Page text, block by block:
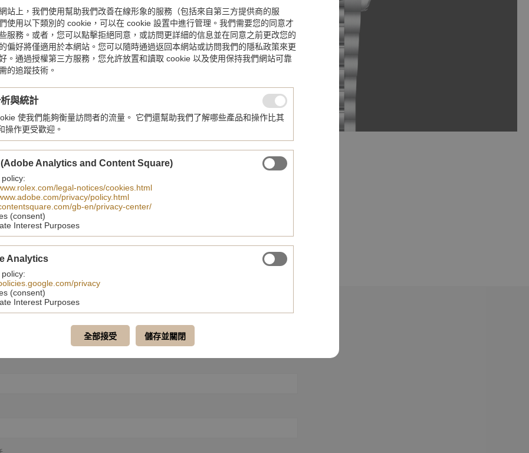
聯絡我們
站上，我們使用幫助我們改善在線形象的服務（包括來自第三方提供商的服
使用以下類別的 cookie，可以在 cookie 設置中進行管理。我們需要您的同意才
服務。或者，您可以點擊拒絕同意，或訪問更詳細的信息並在同意之前更改您的
偏好將僅適用於本網站。您可以隨時通過返回本網站或訪問我們的隱私政策來更
。通過授權第三方服務，您允許放置和讀取 cookie 以及使用保持我們網站可靠
的追蹤技術。
與統計
使我們能夠衡量訪問者的流量。 它們還幫助我們了解哪些產品和操作比其
操作更受歡迎。
Analytics and Content Square)
legal-notices/cookies.html
privacy/policy.html
gb-en/privacy-center/
(consent)
Interest Purposes
Analytics
privacy
(consent)
Interest Purposes
全部接受 儲存並關閉